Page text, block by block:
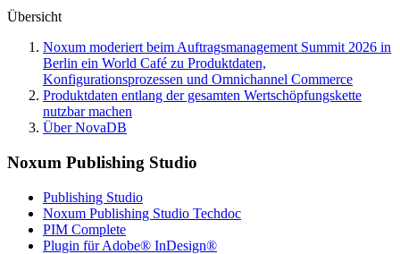
Übersicht
Noxum moderiert beim Auftragsmanagement Summit 2026 in
Berlin ein World Café zu Produktdaten,
Konfigurationsprozessen und Omnichannel Commerce
Produktdaten entlang der gesamten Wertschöpfungskette
nutzbar machen
Über NovaDB
Noxum Publishing Studio
Publishing Studio
Noxum Publishing Studio Techdoc
PIM Complete
Plugin für Adobe® InDesign®